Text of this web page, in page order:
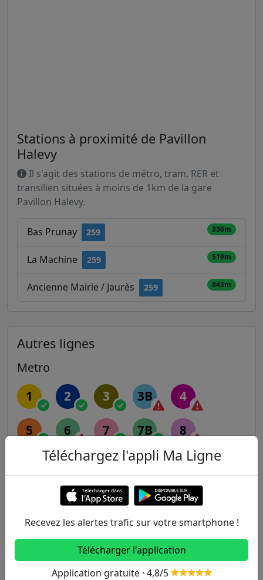
Stations à proximité de Pavillon
Halevy
Il s'agit des stations de métro, tram, RER et
transilien situées à moins de 1km de la gare
Pavillon Halevy.
Bas Prunay 259 336m
La Machine 259 519m
Ancienne Mairie / Jaurès 259 843m
Autres lignes
Metro
1 2 3 3B 4
5 6 7 7B 8
10 11 12 13
RER
A B C D E
Téléchargez l'appli Ma Ligne
Recevez les alertes trafic sur votre smartphone !
Télécharger l'application
Application gratuite · 4,8/5